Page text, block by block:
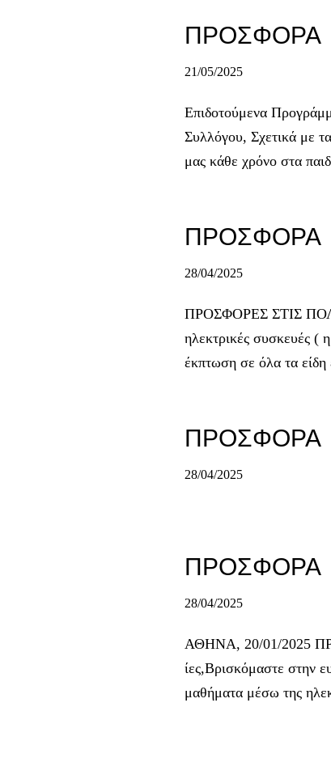
ΠΡΟΣΦΟΡΑ
21/05/2025
Επιδοτούμενα
Συλλόγου, Σχετικά με
μας κάθε χρόνο στα
ΠΡΟΣΦΟΡΑ
28/04/2025
ΠΡΟΣΦΟΡΕΣ ΣΤΙΣ
ηλεκτρικές συσκευές (
έκπτωση σε όλα τα
ΠΡΟΣΦΟΡΑ
28/04/2025
ΠΡΟΣΦΟΡΑ
28/04/2025
ΑΘΗΝΑ, 20/01/2025
ίες,Βρισκόμαστε στην
μαθήματα μέσω της